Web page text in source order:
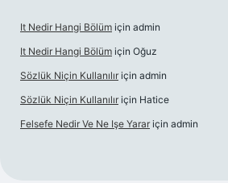
It Nedir Hangi Bölüm için admin
It Nedir Hangi Bölüm için Oğuz
Sözlük Niçin Kullanılır için admin
Sözlük Niçin Kullanılır için Hatice
Felsefe Nedir Ve Ne Işe Yarar için admin